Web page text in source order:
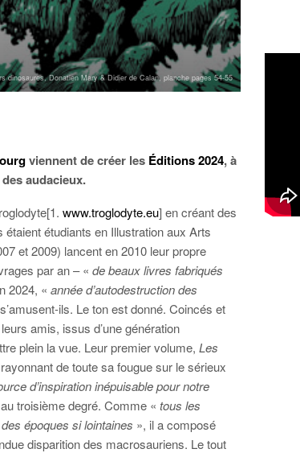
dinosaures, Donatien Mary & Didier de Calan, planche pages 54-55
viennent de créer les Éditions 2024, à
audacieux.
www.troglodyte.eu] en créant des
étaient étudiants en Illustration aux Arts
et 2009) lancent en 2010 leur propre
par an – « de beaux livres fabriqués
2024, « année d’autodestruction des
ils. Le ton est donné. Coincés et
amis, issus d’une génération
plein la vue. Leur premier volume, Les
de toute sa fougue sur le sérieux
d’inspiration inépuisable pour notre
troisième degré. Comme « tous les
époques si lointaines », il a composé
disparition des macrosauriens. Le tout